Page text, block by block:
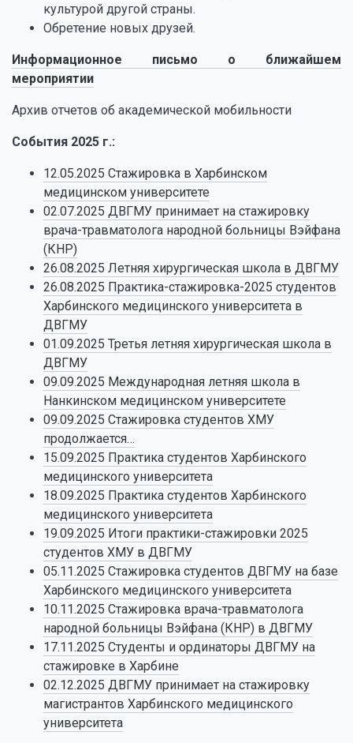
культурой другой страны.
Обретение новых друзей.
Информационное письмо о ближайшем
мероприятии
Архив отчетов об академической мобильности
События 2025 г.:
12.05.2025 Стажировка в Харбинском
медицинском университете
02.07.2025 ДВГМУ принимает на стажировку
врача-травматолога народной больницы Вэйфана
(КНР)
26.08.2025 Летняя хирургическая школа в ДВГМУ
26.08.2025 Практика-стажировка-2025 студентов
Харбинского медицинского университета в
ДВГМУ
01.09.2025 Третья летняя хирургическая школа в
ДВГМУ
09.09.2025 Международная летняя школа в
Нанкинском медицинском университете
09.09.2025 Стажировка студентов ХМУ
продолжается…
15.09.2025 Практика студентов Харбинского
медицинского университета
18.09.2025 Практика студентов Харбинского
медицинского университета
19.09.2025 Итоги практики-стажировки 2025
студентов ХМУ в ДВГМУ
05.11.2025 Стажировка студентов ДВГМУ на базе
Харбинского медицинского университета
10.11.2025 Стажировка врача-травматолога
народной больницы Вэйфана (КНР) в ДВГМУ
17.11.2025 Студенты и ординаторы ДВГМУ на
стажировке в Харбине
02.12.2025 ДВГМУ принимает на стажировку
магистрантов Харбинского медицинского
университета